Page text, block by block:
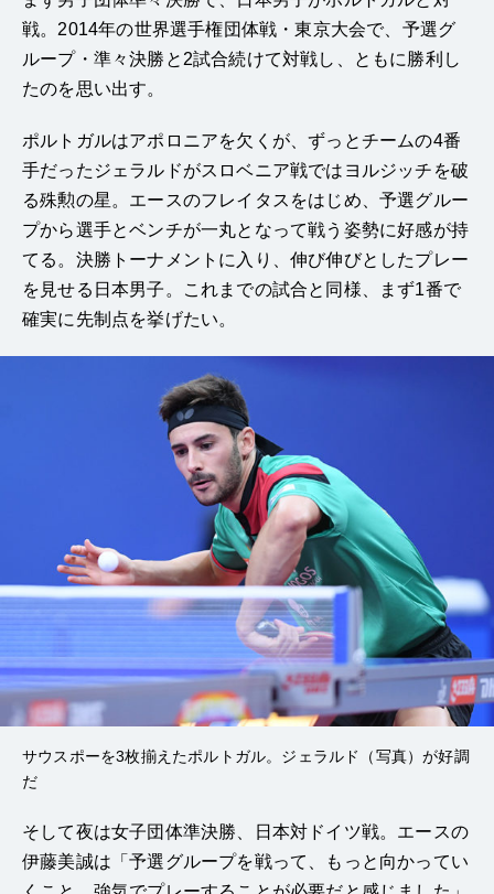
戦。2014年の世界選手権団体戦・東京大会で、予選グ
ループ・準々決勝と2試合続けて対戦し、ともに勝利し
たのを思い出す。
ポルトガルはアポロニアを欠くが、ずっとチームの4番
手だったジェラルドがスロベニア戦ではヨルジッチを破
る殊勲の星。エースのフレイタスをはじめ、予選グルー
プから選手とベンチが一丸となって戦う姿勢に好感が持
てる。決勝トーナメントに入り、伸び伸びとしたプレー
を見せる日本男子。これまでの試合と同様、まず1番で
確実に先制点を挙げたい。
サウスポーを3枚揃えたポルトガル。ジェラルド（写真）が好調
だ
そして夜は女子団体準決勝、日本対ドイツ戦。エースの
伊藤美誠は「予選グループを戦って、もっと向かってい